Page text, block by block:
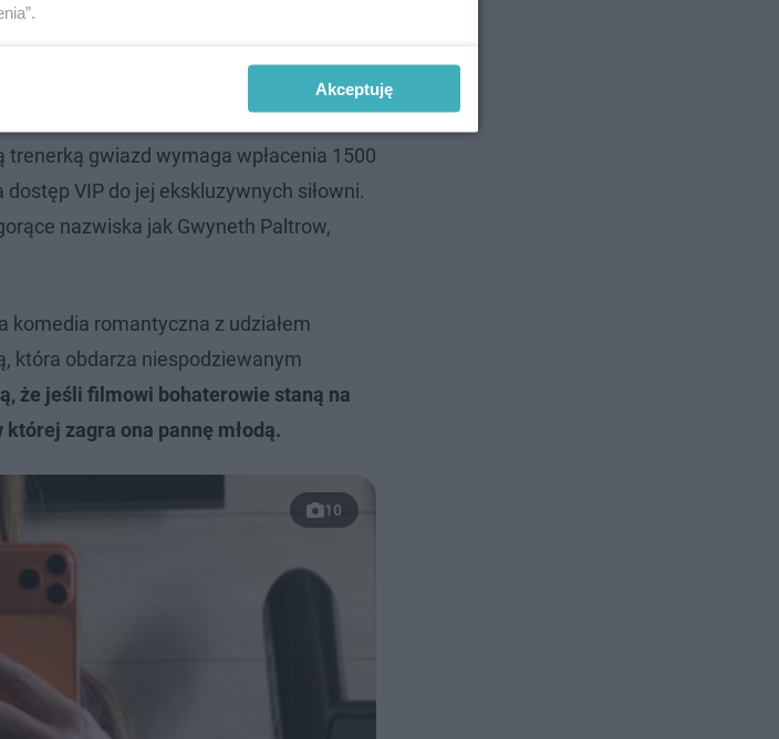
wyglądem bardziej niż
instruktorka fitness, Tracy Anderson. Jak
trenerką gwiazd wymaga wpłacenia 1500
VIP do jej ekskluzywnych siłowni.
nazwiska jak Gwyneth Paltrow,
romantyczna z udziałem
która obdarza niespodziewanym
że jeśli filmowi bohaterowie staną na
zagra ona pannę młodą.
10
Akceptuję